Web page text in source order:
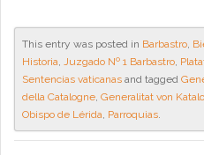
This entry was posted in Barbastro,
Historia, Juzgado Nº 1 Barbastro,
Sentencias vaticanas and tagged
della Catalogne, Generalitat von
Obispo de Lérida, Parroquias.